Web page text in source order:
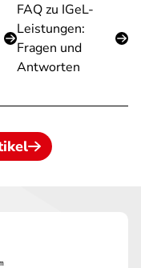
FAQ zu IGeL-
Leistungen:
Fragen und
Antworten